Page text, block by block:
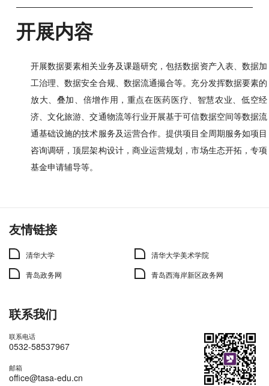
开展内容
开展数据要素相关业务及课题研究，包括数据资产入表、数据加
工治理、数据安全合规、数据流通撮合等。充分发挥数据要素的
放大、叠加、倍增作用，重点在医药医疗、智慧农业、低空经
济、文化旅游、交通物流等行业开展基于可信数据空间等数据流
通基础设施的技术服务及运营合作。提供项目全周期服务如项目
咨询调研，顶层架构设计，商业运营规划，市场生态开拓，专项
基金申请辅导等。
友情链接
清华大学
清华大学美术学院
青岛政务网
青岛西海岸新区政务网
联系我们
联系电话
0532-58537967
邮箱
office@tasa-edu.cn